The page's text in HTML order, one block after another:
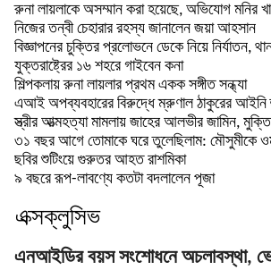
রুনা লায়লাকে অসম্মান করা হয়েছে, অভিযোগ মনির
নিজের তন্বী চেহারার রহস্য জানালেন জয়া আহসান
বিজ্ঞাপনের চুক্তির প্রলোভনে ডেকে নিয়ে নির্যাতন,
যুক্তরাষ্ট্রের ১৬ শহরে গাইবেন কনা
শিল্পকলায় রুনা লায়লার প্রথম একক সঙ্গীত সন্ধ্যা
এআই অপব্যবহারের বিরুদ্ধে ম্রুণাল ঠাকুরের আইনি
স্ত্রীর আত্মহত্যা মামলায় জাহের আলভীর জামিন,
৩১ বছর আগে তোমাকে ঘরে তুলেছিলাম: মৌসুমীকে
ছবির শুটিংয়ে গুরুতর আহত রাশমিকা
৯ বছরে রূপ-লাবণ্যে কতটা বদলালেন পূজা
এক্সক্লুসিভ
এনআইডির বয়স সংশোধনে অচলাবস্থা,